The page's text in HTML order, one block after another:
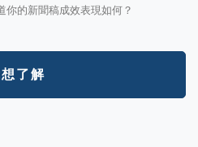
的新聞稿成效表現如何？
了解